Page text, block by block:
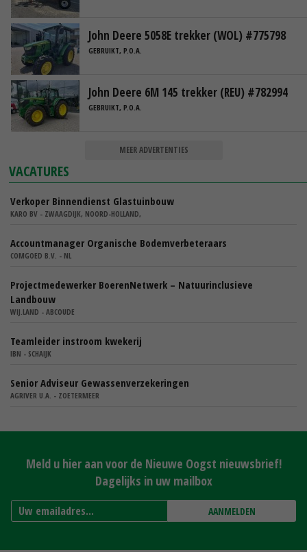
John Deere 5058E trekker (WOL) #775798
GEBRUIKT, P.O.A.
John Deere 6M 145 trekker (REU) #782994
GEBRUIKT, P.O.A.
MEER ADVERTENTIES
VACATURES
Verkoper Binnendienst Glastuinbouw
KARO BV - ZWAAGDIJK, NOORD-HOLLAND,
Accountmanager Organische Bodemverbeteraars
COMGOED B.V. - NL
Projectmedewerker BoerenNetwerk – Natuurinclusieve
Landbouw
WIJ.LAND - ABCOUDE
Teamleider instroom kwekerij
IBN - SCHAIJK
Senior Adviseur Gewassenverzekeringen
AGRIVER U.A. - ZOETERMEER
Meld u hier aan voor de Nieuwe Oogst nieuwsbrief!
Dagelijks in uw mailbox
AANMELDEN